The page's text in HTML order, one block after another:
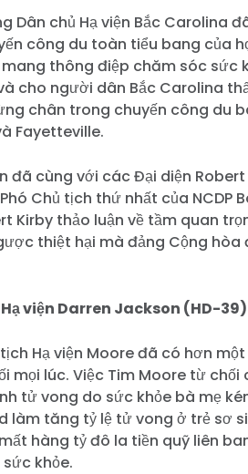
Dân chủ Hạ viện Bắc Carolina
công du toàn tiểu bang của
thông điệp chăm sóc sức
cho người dân Bắc Carolina
chân trong chuyến công du
Fayetteville.
đã cùng với các Đại diện Robert
Chủ tịch thứ nhất của NCDP
Kirby thảo luận về tầm quan
thiệt hại mà đảng Cộng
viện Darren Jackson (HD-39)
Hạ viện Moore đã có hơn
mọi lúc. Việc Tim Moore từ
tử vong do sức khỏe bà mẹ
làm tăng tỷ lệ tử vong ở trẻ sơ
hàng tỷ đô la tiền quỹ liên
khỏe.